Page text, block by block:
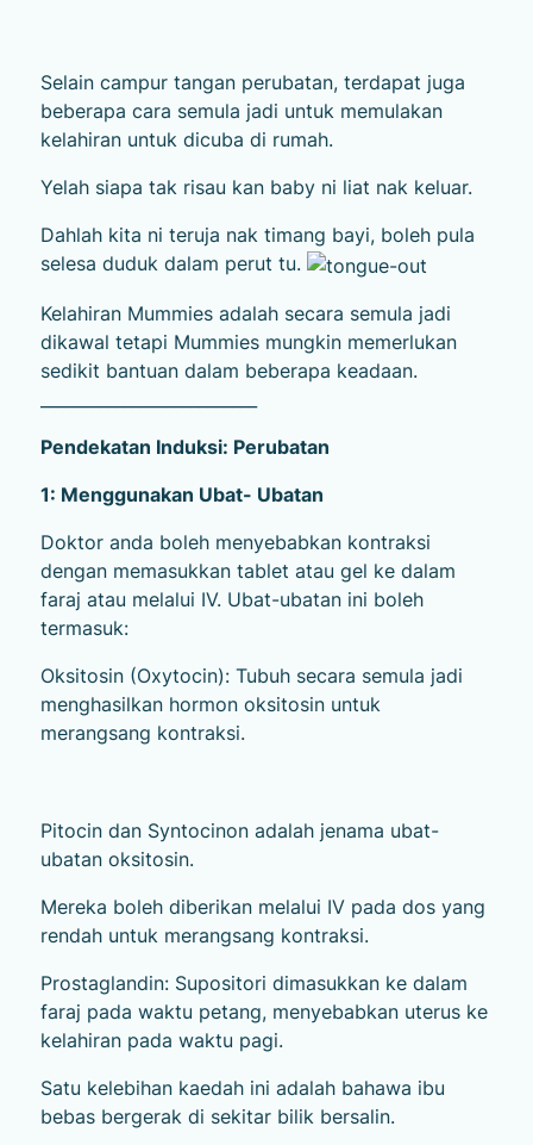
Selain campur tangan perubatan, terdapat juga
beberapa cara semula jadi untuk memulakan
kelahiran untuk dicuba di rumah.
Yelah siapa tak risau kan baby ni liat nak keluar.
Dahlah kita ni teruja nak timang bayi, boleh pula
selesa duduk dalam perut tu.
Kelahiran Mummies adalah secara semula jadi
dikawal tetapi Mummies mungkin memerlukan
sedikit bantuan dalam beberapa keadaan.
Pendekatan Induksi: Perubatan
1: Menggunakan Ubat- Ubatan
Doktor anda boleh menyebabkan kontraksi
dengan memasukkan tablet atau gel ke dalam
faraj atau melalui IV. Ubat-ubatan ini boleh
termasuk:
Oksitosin (Oxytocin): Tubuh secara semula jadi
menghasilkan hormon oksitosin untuk
merangsang kontraksi.
Pitocin dan Syntocinon adalah jenama ubat-
ubatan oksitosin.
Mereka boleh diberikan melalui IV pada dos yang
rendah untuk merangsang kontraksi.
Prostaglandin: Supositori dimasukkan ke dalam
faraj pada waktu petang, menyebabkan uterus ke
kelahiran pada waktu pagi.
Satu kelebihan kaedah ini adalah bahawa ibu
bebas bergerak di sekitar bilik bersalin.